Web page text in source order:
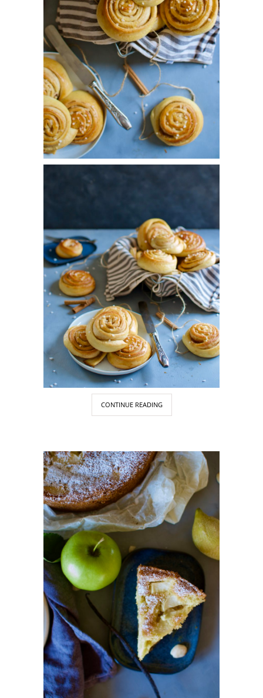
CONTINUE READING